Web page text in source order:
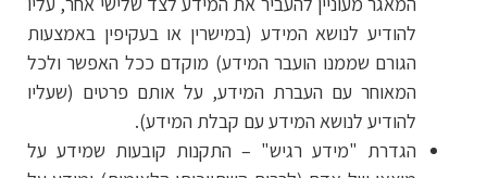
להודיע לנושא המידע (במישרין או בעקיפין באמצעות
הגורם שממנו הועבר המידע) מוקדם ככל האפשר ולכל
המאוחר עם העברת המידע, על אותם פרטים (שעליו
להודיע לנושא המידע עם קבלת המידע).
הגדרת "מידע רגיש" – התקנות קובעות שמידע על